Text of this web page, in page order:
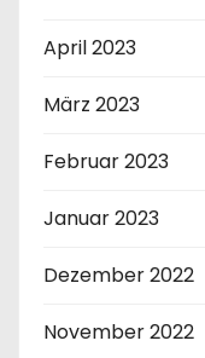
April 2023
März 2023
Februar 2023
Januar 2023
Dezember 2022
November 2022